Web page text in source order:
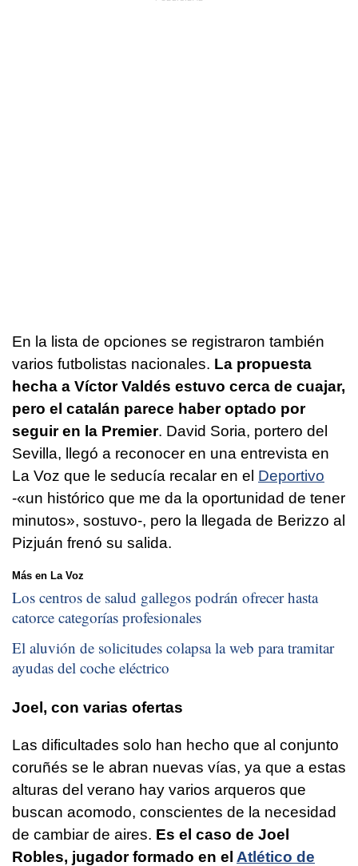
En la lista de opciones se registraron también
varios futbolistas nacionales. La propuesta
hecha a Víctor Valdés estuvo cerca de cuajar,
pero el catalán parece haber optado por
seguir en la Premier. David Soria, portero del
Sevilla, llegó a reconocer en una entrevista en
La Voz que le seducía recalar en el Deportivo
-«un histórico que me da la oportunidad de tener
minutos», sostuvo-, pero la llegada de Berizzo al
Pizjuán frenó su salida.
Más en La Voz
Los centros de salud gallegos podrán ofrecer hasta
catorce categorías profesionales
El aluvión de solicitudes colapsa la web para tramitar
ayudas del coche eléctrico
Joel, con varias ofertas
Las dificultades solo han hecho que al conjunto
coruñés se le abran nuevas vías, ya que a estas
alturas del verano hay varios arqueros que
buscan acomodo, conscientes de la necesidad
de cambiar de aires. Es el caso de Joel
Robles, jugador formado en el Atlético de